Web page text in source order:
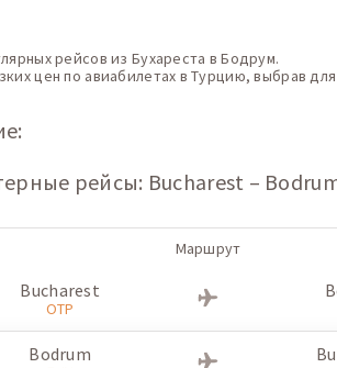
рейсов из Бухареста в Бодрум.
цен по авиабилетах в Турцию, выбрав
рейсы: Bucharest –
Маршрут
Bucharest
OTP
Bodrum